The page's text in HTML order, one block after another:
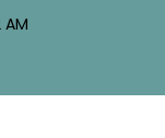
AM